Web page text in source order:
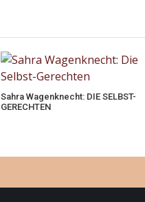
Sahra Wagenknecht: DIE SELBST-
GERECHTEN